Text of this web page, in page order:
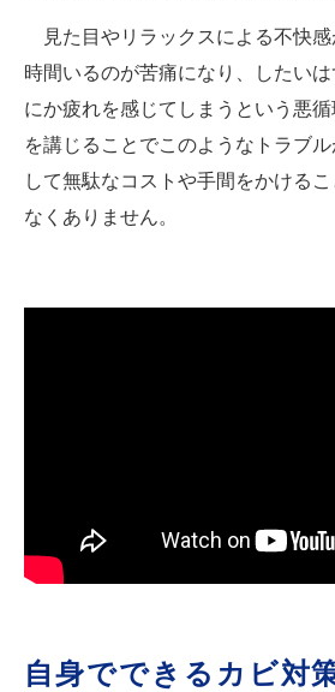
見た目やリラックスによる不快
時間いるのが苦痛になり、したい
にか疲れを感じてしまうという悪
を講じることでこのようなトラブ
して無駄なコストや手間をかける
なくありません。
自身でできるカビ対